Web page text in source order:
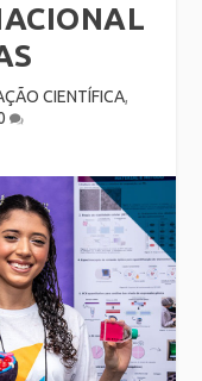
CIENTÍFICA,